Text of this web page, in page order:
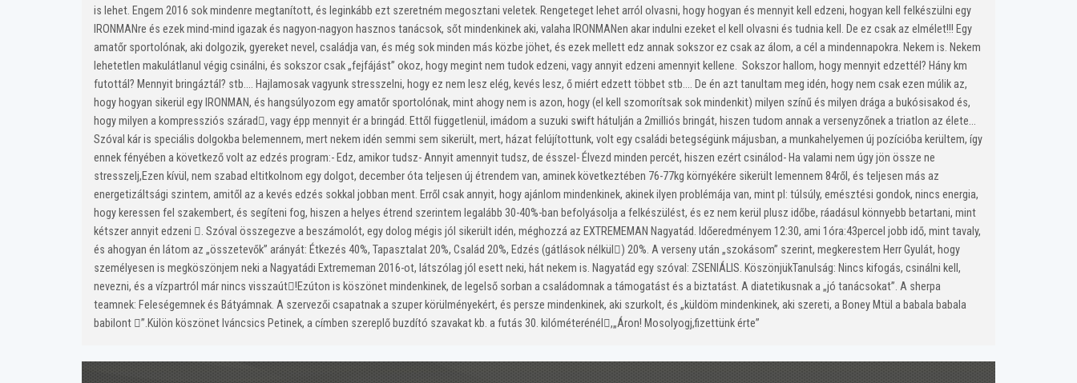
is lehet. Engem 2016 sok mindenre megtanított, és leginkább ezt szeretném megosztani veletek. Rengeteget lehet arról olvasni, hogy hogyan és mennyit kell edzeni, hogyan kell felkészülni egy
IRONMANre és ezek mind-mind igazak és nagyon-nagyon hasznos tanácsok, sőt mindenkinek aki, valaha IRONMANen akar indulni ezeket el kell olvasni és tudnia kell. De ez csak az elmélet!!! Egy
amatőr sportolónak, aki dolgozik, gyereket nevel, családja van, és még sok minden más közbe jöhet, és ezek mellett edz annak sokszor ez csak az álom, a cél a mindennapokra. Nekem is. Nekem
lehetetlen makulátlanul végig csinálni, és sokszor csak „fejfájást” okoz, hogy megint nem tudok edzeni, vagy annyit edzeni amennyit kellene. Sokszor hallom, hogy mennyit edzettél? Hány km
futottál? Mennyit bringáztál? stb…. Hajlamosak vagyunk stresszelni, hogy ez nem lesz elég, kevés lesz, ő miért edzett többet stb…. De én azt tanultam meg idén, hogy nem csak ezen múlik az,
hogy hogyan sikerül egy IRONMAN, és hangsúlyozom egy amatőr sportolónak, mint ahogy nem is azon, hogy (el kell szomorítsak sok mindenkit) milyen színű és milyen drága a bukósisakod és,
hogy milyen a kompressziós szárad, vagy épp mennyit ér a bringád. Ettől függetlenül, imádom a suzuki swift hátulján a 2milliós bringát, hiszen tudom annak a versenyzőnek a triatlon az élete…
Szóval kár is speciális dolgokba belemennem, mert nekem idén semmi sem sikerült, mert, házat felújítottunk, volt egy családi betegségünk májusban, a munkahelyemen új pozícióba kerültem, így
ennek fényében a következő volt az edzés program:- Edz, amikor tudsz-Annyit amennyit tudsz, de ésszel- Élvezd minden percét, hiszen ezért csinálod- Ha valami nem úgy jön össze ne
stresszelj,Ezen kívül, nem szabad eltitkolnom egy dolgot, december óta teljesen új étrendem van, aminek következtében 76-77kg környékére sikerült lemennem 84ről, és teljesen más az
energetizáltsági szintem, amitől az a kevés edzés sokkal jobban ment. Erről csak annyit, hogy ajánlom mindenkinek, akinek ilyen problémája van, mint pl: túlsúly, emésztési gondok, nincs energia,
hogy keressen fel szakembert, és segíteni fog, hiszen a helyes étrend szerintem legalább 30-40%-ban befolyásolja a felkészülést, és ez nem kerül plusz időbe, ráadásul könnyebb betartani, mint
kétszer annyit edzeni . Szóval összegezve a beszámolót, egy dolog mégis jól sikerült idén, méghozzá az EXTREMEMAN Nagyatád. Időeredményem 12:30, ami 1óra:43percel jobb idő, mint tavaly,
és ahogyan én látom az „összetevők” arányát: Étkezés 40%, Tapasztalat 20%, Család 20%, Edzés (gátlások nélkül) 20%. A verseny után „szokásom” szerint, megkerestem Herr Gyulát, hogy
személyesen is megköszönjem neki a Nagyatádi Extrememan 2016-ot, látszólag jól esett neki, hát nekem is. Nagyatád egy szóval: ZSENIÁLIS. KöszönjükTanulság: Nincs kifogás, csinálni kell,
nevezni, és a vízpartról már nincs visszaút!Ezúton is köszönet mindenkinek, de legelső sorban a családomnak a támogatást és a biztatást. A diatetikusnak a „jó tanácsokat”. A sherpa
teamnek: Feleségemnek és Bátyámnak. A szervezői csapatnak a szuper körülményekért, és persze mindenkinek, aki szurkolt, és „küldöm mindenkinek, aki szereti, a Boney Mtül a babala babala
babilont ”.Külön köszönet Iváncsics Petinek, a címben szereplő buzdító szavakat kb. a futás 30. kilóméterénél,„Áron! Mosolyogj,fizettünk érte”